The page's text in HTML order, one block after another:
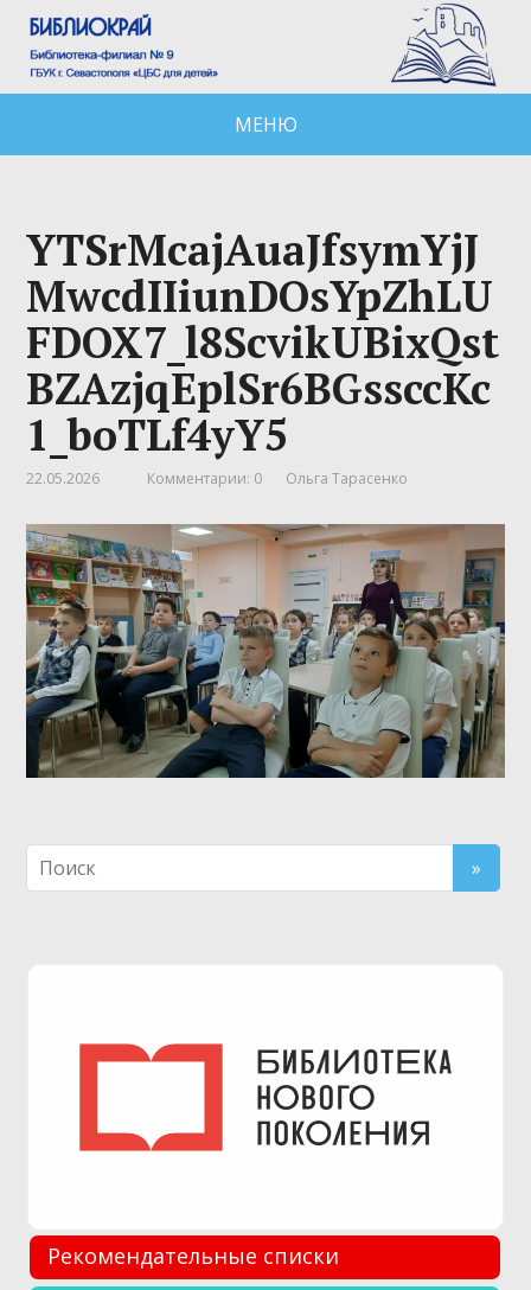
МЕНЮ
YTSrMcajAuaJfsymYjJ
MwcdIIiunDOsYpZhLU
FDOX7_l8ScvikUBixQst
BZAzjqEplSr6BGssccKc
1_boTLf4yY5
22.05.2026 Комментарии: 0 Ольга Тарасенко
Рекомендательные списки